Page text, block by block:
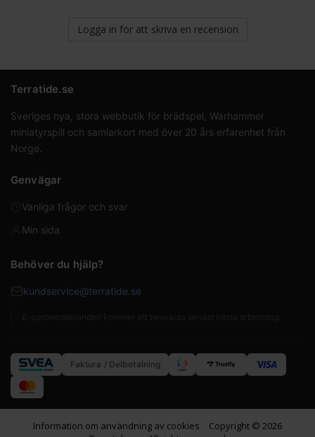
Logga in för att skriva en recension
Terratide.se
Sveriges nya, stora webbutik för brädspel, Warhammer
miniatyrspill och samlarkort med över 20 års erfarenhet från
Norge.
Genvägar
Vanliga frågor och svar
Min sida
Behöver du hjälp?
kundservice@terratide.se
Faktura / Delbetalning
Information om användning av cookies
Copyright © 2026